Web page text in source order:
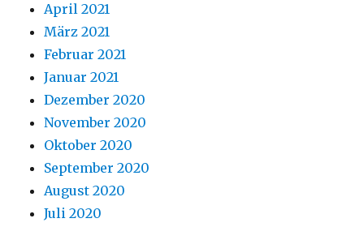
April 2021
März 2021
Februar 2021
Januar 2021
Dezember 2020
November 2020
Oktober 2020
September 2020
August 2020
Juli 2020